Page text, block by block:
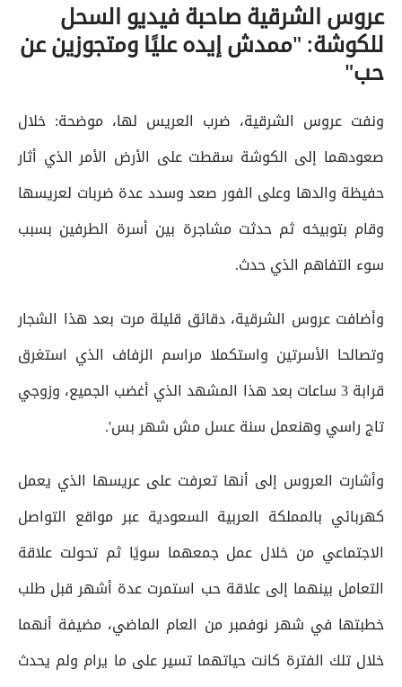
عروس الشرقية صاحبة فيديو السحل
للكوشة: "ممدش إيده عليًا ومتجوزين عن
حب"
ونفت عروس الشرقية، ضرب العريس لها، موضحة: خلال
صعودهما إلى الكوشة سقطت على الأرض الأمر الذي أثار
حفيظة والدها وعلى الفور صعد وسدد عدة ضربات لعريسها
وقام بتوبيخه ثم حدثت مشاجرة بين أسرة الطرفين بسبب
سوء التفاهم الذي حدث.
وأضافت عروس الشرقية، دقائق قليلة مرت بعد هذا الشجار
وتصالحا الأسرتين واستكملا مراسم الزفاف الذي استغرق
قرابة 3 ساعات بعد هذا المشهد الذي أغضب الجميع، وزوجي
تاج راسي وهنعمل سنة عسل مش شهر بس'.
وأشارت العروس إلى أنها تعرفت على عريسها الذي يعمل
كهربائي بالمملكة العربية السعودية عبر مواقع التواصل
الاجتماعي من خلال عمل جمعهما سويًا ثم تحولت علاقة
التعامل بينهما إلى علاقة حب استمرت عدة أشهر قبل طلب
خطبتها في شهر نوفمبر من العام الماضي، مضيفة أنهما
خلال تلك الفترة كانت حياتهما تسير على ما يرام ولم يحدث